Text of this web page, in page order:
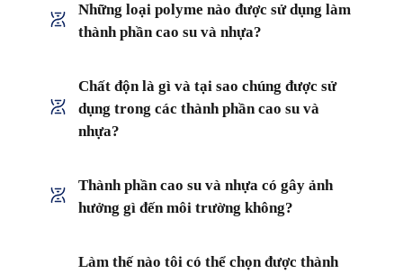
Những loại polyme nào được sử dụng làm
thành phần cao su và nhựa?
Chất độn là gì và tại sao chúng được sử
dụng trong các thành phần cao su và
nhựa?
Thành phần cao su và nhựa có gây ảnh
hưởng gì đến môi trường không?
Làm thế nào tôi có thể chọn được thành